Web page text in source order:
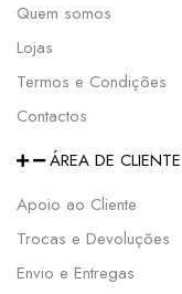
Quem somos
Lojas
Termos e Condições
Contactos
ÁREA DE CLIENTE
Apoio ao Cliente
Trocas e Devoluções
Envio e Entregas